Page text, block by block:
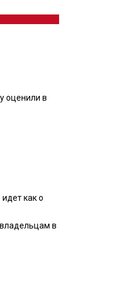
оценили в
как о
в